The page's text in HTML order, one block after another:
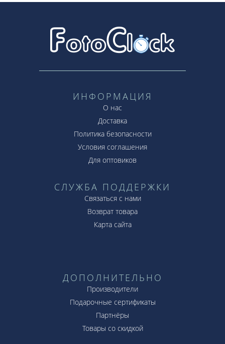
ИНФОРМАЦИЯ
О нас
Доставка
Политика безопасности
Условия соглашения
Для оптовиков
СЛУЖБА ПОДДЕРЖКИ
Связаться с нами
Возврат товара
Карта сайта
ДОПОЛНИТЕЛЬНО
Производители
Подарочные сертификаты
Партнёры
Товары со скидкой